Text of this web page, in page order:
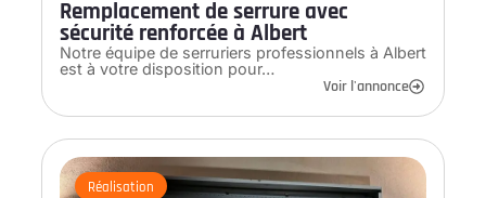
Remplacement de serrure avec
sécurité renforcée à Albert
Notre équipe de serruriers professionnels à Albert
est à votre disposition pour…
Voir l'annonce
Réalisation